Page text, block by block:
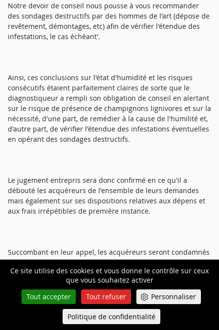
Ce site utilise des cookies et vous donne le contrôle sur ceux
que vous souhaitez activer
Tout accepter
Tout refuser Personnaliser
Politique de confidentialité
Notre devoir de conseil nous pousse à vous recommander
des sondages destructifs par des hommes de l'art (dépose de
revêtement, démontages, etc) afin de vérifier l'étendue des
infestations, le cas échéant'.
Ainsi, ces conclusions sur l'état d'humidité et les risques
consécutifs étaient parfaitement claires de sorte que le
diagnostiqueur a rempli son obligation de conseil en alertant
sur le risque de présence de champignons lignivores et sur la
nécessité, d'une part, de remédier à la cause de l'humilité et,
d'autre part, de vérifier l'étendue des infestations éventuelles
en opérant des sondages destructifs.
Le jugement entrepris sera donc confirmé en ce qu'il a
débouté les acquéreurs de l'ensemble de leurs demandes
mais également sur ses dispositions relatives aux dépens et
aux frais irrépétibles de première instance.
Succombant en leur appel, les acquéreurs seront condamnés
aux dépens de la procédure d'appel avec distraction,
déboutés de leur demande au titre des frais irrépétibles et
condamnés à payer aux intimés la somme de 2 000 euros sur
le fondement de l'article 700 du code de procédure civile au
titre des frais irrépétibles exposés en cause d'appel.
Queue-Fair